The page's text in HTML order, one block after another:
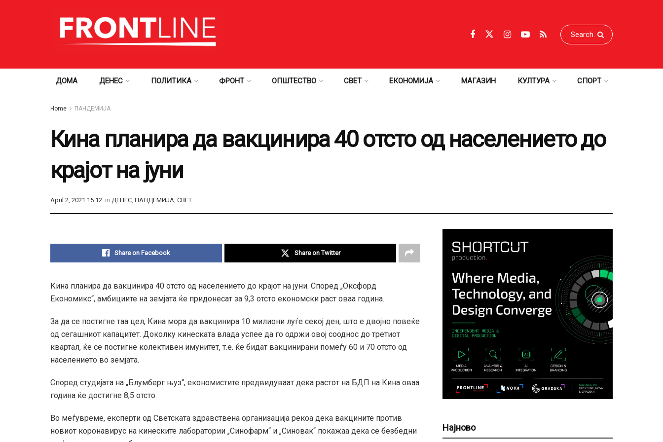
ДОМА ДЕНЕС ПОЛИТИКА ФРОНТ ОПШТЕСТВО СВЕТ ЕКОНОМИЈА МАГАЗИН КУЛТУРА СПОРТ
Home ПАНДЕМИЈА
Кина планира да вакцинира 40 отсто од населението до
крајот на јуни
April 2, 2021 15:12 in ДЕНЕС, ПАНДЕМИЈА, СВЕТ
Share on Facebook Share on Twitter
Кина планира да вакцинира 40 отсто од населението до крајот на јуни. Според „Оксфорд
Економикс“, амбициите на земјата ќе придонесат за 9,3 отсто економски раст оваа година.
За да се постигне таа цел, Кина мора да вакцинира 10 милиони луѓе секој ден, што е двојно повеќе
од сегашниот капацитет. Доколку кинеската влада успее да го одржи овој сооднос до третиот
квартал, ќе се постигне колективен имунитет, т.е. ќе бидат вакцинирани помеѓу 60 и 70 отсто од
населението во земјата.
Според студијата на „Блумберг њуз“, економистите предвидуваат дека растот на БДП на Кина оваа
година ќе достигне 8,5 отсто.
Во меѓувреме, експерти од Светската здравствена организација рекоа дека вакцините против
новиот коронавирус на кинеските лаборатории „Синофарм“ и „Синовак“ покажаа дека се безбедни
Најново